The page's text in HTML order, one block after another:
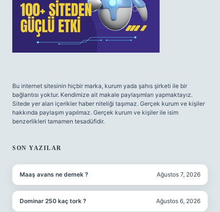
Bu internet sitesinin hiçbir marka, kurum yada şahıs şirketi ile bir
bağlantısı yoktur. Kendimize ait makale paylaşımları yapmaktayız.
Sitede yer alan içerikler haber niteliği taşımaz. Gerçek kurum ve kişiler
hakkında paylaşım yapılmaz. Gerçek kurum ve kişiler ile isim
benzerlikleri tamamen tesadüfidir.
SON YAZILAR
Maaş avans ne demek ? Ağustos 7, 2026
Dominar 250 kaç tork ? Ağustos 6, 2026